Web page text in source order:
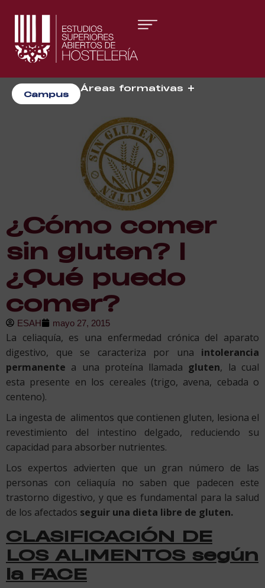
Campus
Áreas formativas
¿Cómo comer
sin gluten? |
¿Qué puedo
comer?
ESAH mayo 27, 2015
La celiaquía, es una enfermedad crónica del aparato
digestivo, que se caracteriza por una intolerancia
permanente a una proteína llamada gluten, la cual
esta presente en los cereales (trigo, avena, cebada o
centeno).
La ingesta de alimentos que contienen gluten, lesiona el
revestimiento del intestino delgado, reduciendo su
capacidad para absorber nutrientes.
Los expertos advierten que un gran número de las
personas con celiaquía no saben que padecen este
trastorno digestivo, y que es fundamental para la salud
de los afectados seguir una dieta libre de gluten.
CLASIFICACIÓN DE
LOS ALIMENTOS según
la FACE